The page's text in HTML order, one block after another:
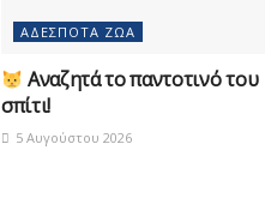
ΑΔΈΣΠΟΤΑ ΖΏΑ
Αναζητά το παντοτινό του
σπίτι!
5 Αυγούστου 2026